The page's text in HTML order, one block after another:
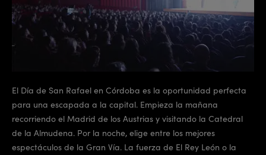
El Día de San Rafael en Córdoba es la oportunidad perfecta
para una escapada a la capital. Empieza la mañana
recorriendo el Madrid de los Austrias y visitando la Catedral
de la Almudena. Por la noche, elige entre los mejores
espectáculos de la Gran Vía. La fuerza de El Rey León o la